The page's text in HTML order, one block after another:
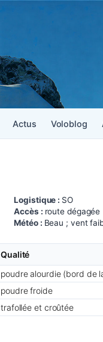
Actus Voloblog
Logistique : SO
Accès : route dégagée
Météo : Beau ; vent
Qualité
poudre alourdie (bord de
poudre froide
trafollée et croûtée